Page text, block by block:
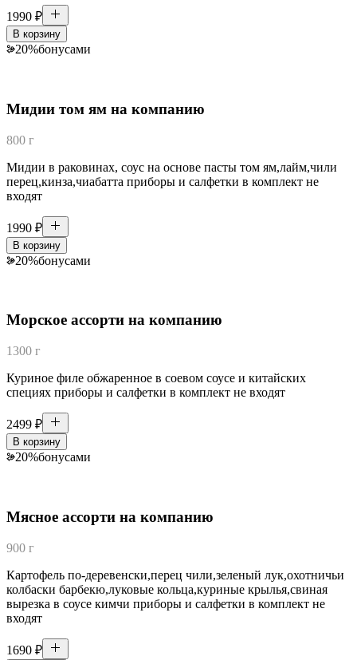
1990 ₽
В корзину
20%бонусами
Мидии том ям на компанию
800 г
Мидии в раковинах, соус на основе пасты том ям,лайм,чили
перец,кинза,чиабатта приборы и салфетки в комплект не
входят
1990 ₽
В корзину
20%бонусами
Морское ассорти на компанию
1300 г
Куриное филе обжаренное в соевом соусе и китайских
специях приборы и салфетки в комплект не входят
2499 ₽
В корзину
20%бонусами
Мясное ассорти на компанию
900 г
Картофель по-деревенски,перец чили,зеленый лук,охотничьи
колбаски барбекю,луковые кольца,куриные крылья,свиная
вырезка в соусе кимчи приборы и салфетки в комплект не
входят
1690 ₽